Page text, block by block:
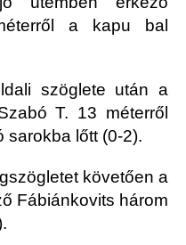
a kapu bal
szöglete után a
T. 13 méterről
sarokba lőtt (0-2).
követően a
Fábiánkovits három